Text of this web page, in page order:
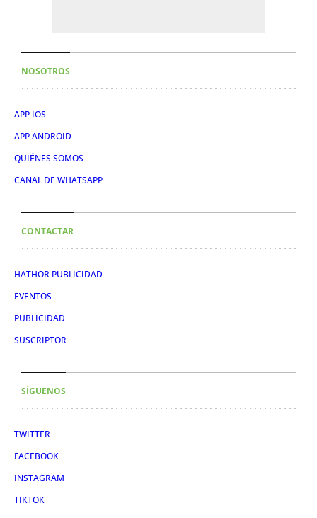
NOSOTROS
APP IOS
APP ANDROID
QUIÉNES SOMOS
CANAL DE WHATSAPP
CONTACTAR
HATHOR PUBLICIDAD
EVENTOS
PUBLICIDAD
SUSCRIPTOR
SÍGUENOS
TWITTER
FACEBOOK
INSTAGRAM
TIKTOK